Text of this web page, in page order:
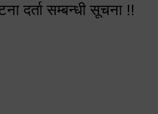
दर्ता सम्बन्धी सूचना !!